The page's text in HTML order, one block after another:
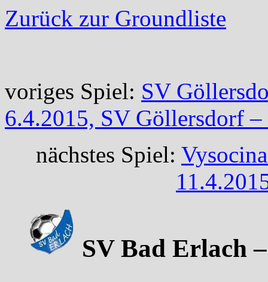
Zurück zur Groundliste
voriges Spiel: SV
6.4.2015, SV Göllersdorf
nächstes Spiel:
SV Bad Erlach